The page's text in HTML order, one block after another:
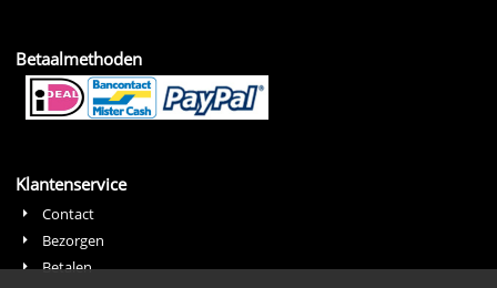
Betaalmethoden
Klantenservice
Contact
Bezorgen
Betalen